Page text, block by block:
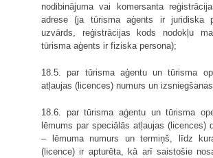
nodibinājuma vai komersanta
adrese (ja tūrisma aģents ir juridiska
uzvārds, reģistrācijas kods nodokļu
tūrisma aģents ir fiziska persona);
18.5. par tūrisma aģentu un tūrisma
atļaujas (licences) numurs un
18.6. par tūrisma aģentu un tūrisma
lēmums par speciālās atļaujas (licences)
– lēmuma numurs un termiņš, līdz
(licence) ir apturēta, kā arī saistošie